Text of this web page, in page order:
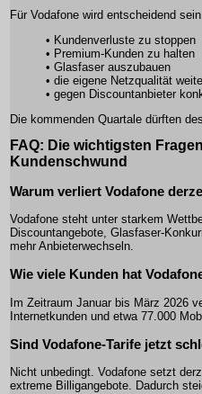
Für Vodafone wird entscheidend
• Kundenverluste zu stoppen
• Premium-Kunden zu halten
• Glasfaser auszubauen
• die eigene Netzqualität
• gegen Discountanbieter
Die kommenden Quartale dürften
FAQ: Die wichtigsten
Kundenschwund
Warum verliert Vodafone
Vodafone steht unter starkem
Discountangebote, Glasfaser-
mehr Anbieterwechseln.
Wie viele Kunden hat
Im Zeitraum Januar bis März 2026
Internetkunden und etwa 77.000
Sind Vodafone-Tarife jetzt
Nicht unbedingt. Vodafone setzt
extreme Billigangebote. Dadurch